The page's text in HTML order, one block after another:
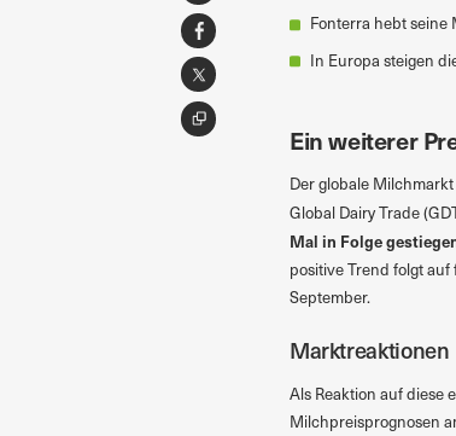
Fonterra hebt seine
In Europa steigen
Ein weiterer
Der globale
Global Dairy Trade
Mal in Folge
positive Trend folgt auf
September.
Marktreaktionen
Als Reaktion auf diese
Milchpreisprognosen